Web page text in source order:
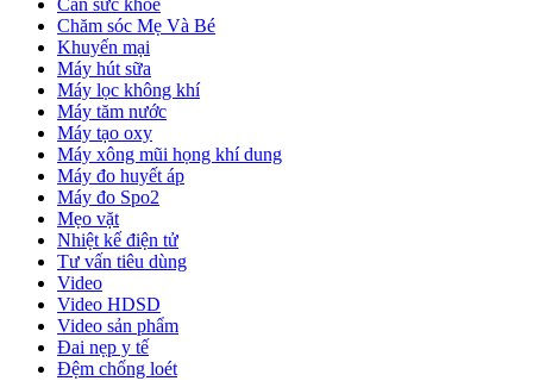
Cân sức khỏe
Chăm sóc Mẹ Và Bé
Khuyến mại
Máy hút sữa
Máy lọc không khí
Máy tăm nước
Máy tạo oxy
Máy xông mũi họng khí dung
Máy đo huyết áp
Máy đo Spo2
Mẹo vặt
Nhiệt kế điện tử
Tư vấn tiêu dùng
Video
Video HDSD
Video sản phẩm
Đai nẹp y tế
Đệm chống loét